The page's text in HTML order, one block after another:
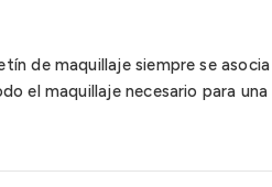
de maquillaje siempre se
el maquillaje necesario para